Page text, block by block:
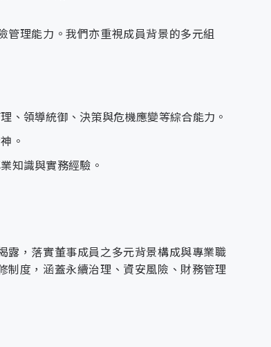
理能力。我們亦重視成員背景的多元組
、領導統御、決策與危機應變等綜合能力。
。
知識與實務經驗。
露，落實董事成員之多元背景構成與專業職
制度，涵蓋永續治理、資安風險、財務管理
知。
保永續策略有效執行。
市場競爭力與品牌信賴度。
董事成效。
資訊透明度。
標準。
上）。
可能性與衝擊程度，並研擬對應措施予以
，執行獨立查核並提出改善建議，稽核結
任資通安全長，負責統籌資安政策推動與
度推動成果與改善建議，確保資安措施高
作業，並擔任資通安全事件對外之統一發
司維持資訊安全管理制度的有效性與持續
事件應變相關作業，確保制度落實與資安
、改善計畫追蹤、資訊資產盤點及適用性
練與法規遵循等日常管理任務，確保資訊
體競爭力。